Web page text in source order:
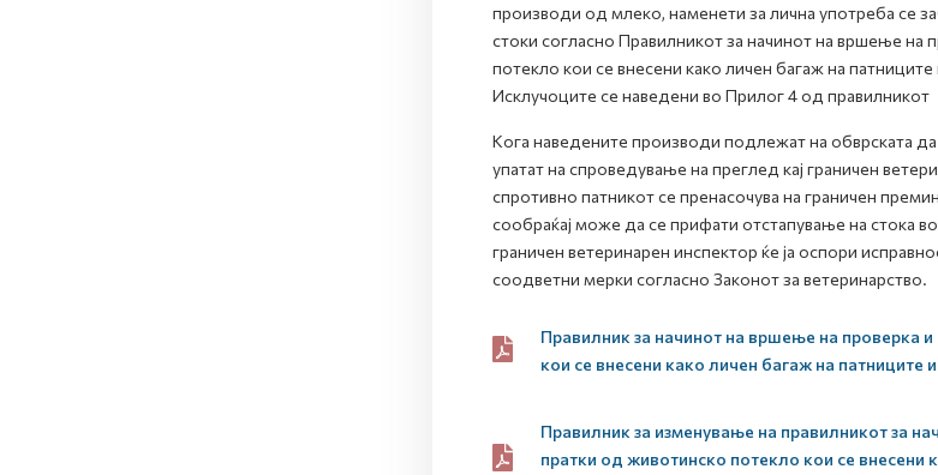
производи од млеко, наменети за лична употреба се
стоки согласно Правилникот за начинот на вршење на
потекло кои се внесени како личен багаж на
Исклучоците се наведени во Прилог 4 од правилникот
Кога наведените производи подлежат на обврската
упатат на спроведување на преглед кај граничен
спротивно патникот се пренасочува на граничен
сообраќај може да се прифати отстапување на стока
граничен ветеринарен инспектор ќе ја оспори
соодветни мерки согласно Законот за ветеринарство.
Правилник за начинот на вршење на проверка
кои се внесени како личен багаж на патниците
Правилник за изменување на правилникот за
пратки од животинско потекло кои се внесени